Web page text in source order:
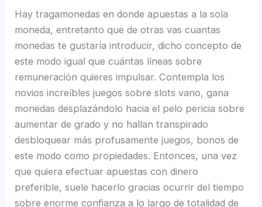
Hay tragamonedas en donde apuestas a la sola
moneda, entretanto que de otras vas cuantas
monedas te gustaría introducir, dicho concepto de
este modo­ igual que cuántas líneas sobre
remuneración quieres impulsar. Contempla los
novios increí­bles juegos sobre slots vano, gana
monedas desplazándolo hacia el pelo pericia sobre
aumentar de grado y no hallan transpirado
desbloquear más profusamente juegos, bonos de
este modo­ como propiedades. Entonces, una vez
que quiera efectuar apuestas con dinero
preferible, suele hacerlo gracias ocurrir del tiempo
sobre enorme confianza a lo largo de totalidad de